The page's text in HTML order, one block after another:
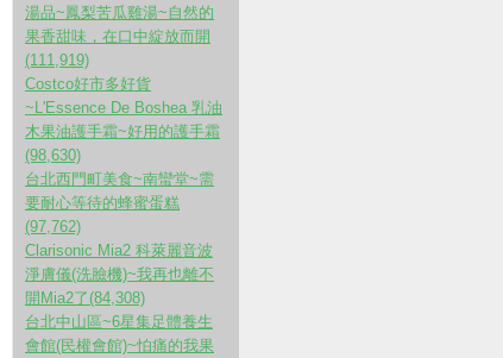
湯品~鳳梨苦瓜雞湯~自然的
果香甜味，在口中綻放而開
(111,919)
Costco好市多好貨
~L'Essence De Boshea 乳油
木果油護手霜~好用的護手霜
(98,630)
台北西門町美食~南蠻堂~需
要耐心等待的蜂蜜蛋糕
(97,762)
Clarisonic Mia2 科萊麗音波
淨膚儀(洗臉機)~我再也離不
開Mia2了(84,308)
台北中山區~6星集足體養生
會館(民權會館)~怕痛的我果